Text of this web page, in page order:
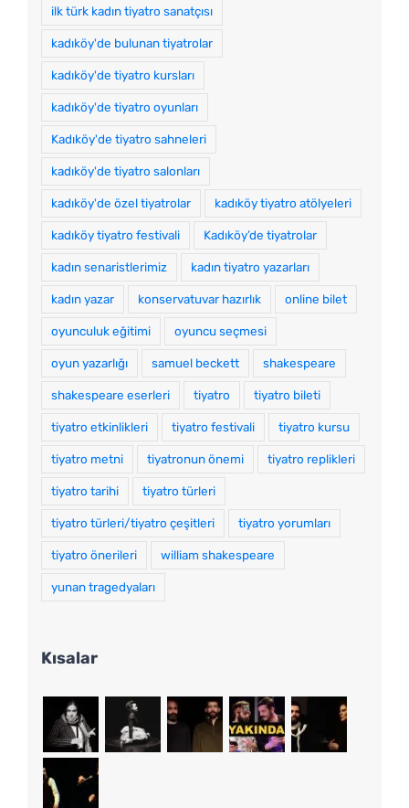
ilk türk kadın tiyatro sanatçısı
kadıköy'de bulunan tiyatrolar
kadıköy'de tiyatro kursları
kadıköy'de tiyatro oyunları
Kadıköy'de tiyatro sahneleri
kadıköy'de tiyatro salonları
kadıköy'de özel tiyatrolar kadıköy tiyatro atölyeleri
kadıköy tiyatro festivali Kadıköy’de tiyatrolar
kadın senaristlerimiz kadın tiyatro yazarları
kadın yazar konservatuvar hazırlık online bilet
oyunculuk eğitimi oyuncu seçmesi
oyun yazarlığı samuel beckett shakespeare
shakespeare eserleri tiyatro tiyatro bileti
tiyatro etkinlikleri tiyatro festivali tiyatro kursu
tiyatro metni tiyatronun önemi tiyatro replikleri
tiyatro tarihi tiyatro türleri
tiyatro türleri/tiyatro çeşitleri tiyatro yorumları
tiyatro önerileri william shakespeare
yunan tragedyaları
Kısalar